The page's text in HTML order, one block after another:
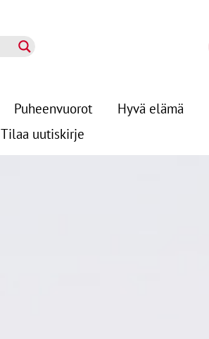
Puheenvuorot Hyvä elämä
Tilaa uutiskirje